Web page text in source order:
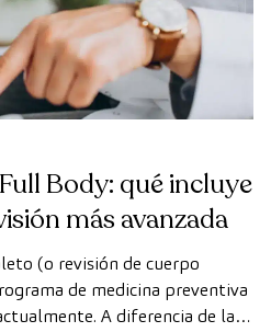
Body: qué incluye
más avanzada
(o revisión de cuerpo
de medicina preventiva
A diferencia de las